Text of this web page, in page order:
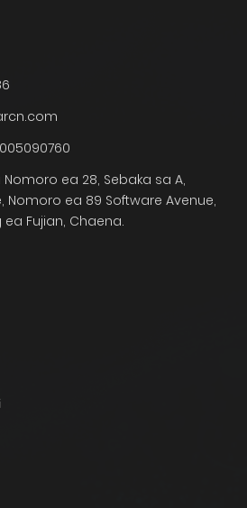
ea 28, Sebaka sa A,
Nomoro ea 89 Software Avenue,
ea Fujian, Chaena.